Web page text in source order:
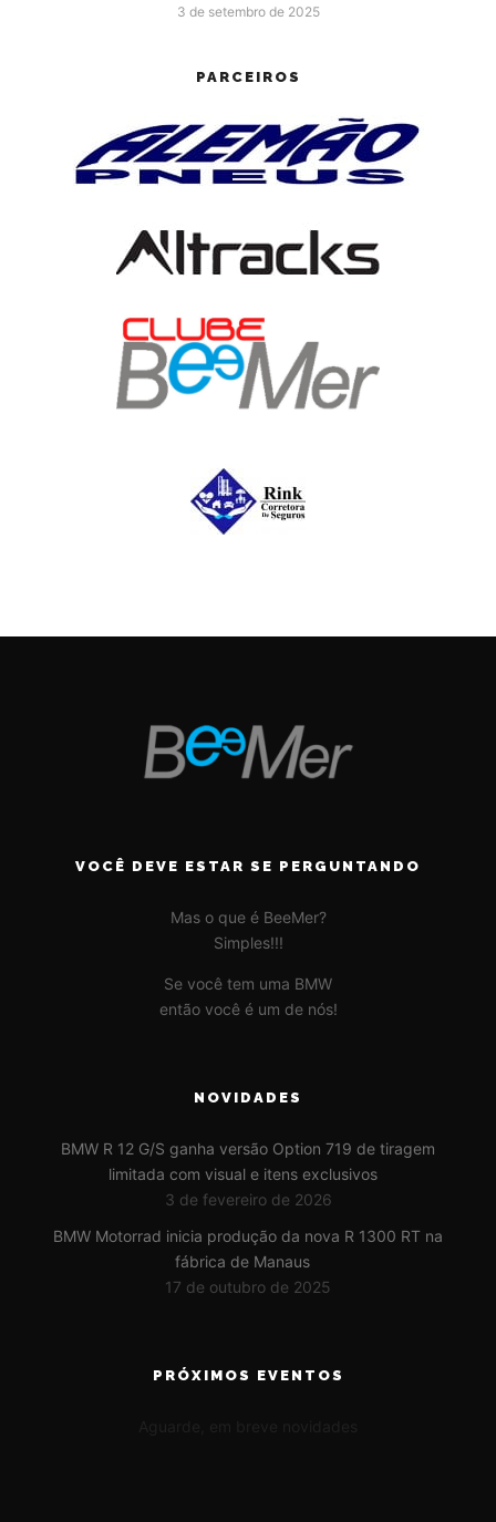
3 de setembro de 2025
PARCEIROS
VOCÊ DEVE ESTAR SE PERGUNTANDO
Mas o que é BeeMer?
Simples!!!
Se você tem uma BMW
então você é um de nós!
NOVIDADES
BMW R 12 G/S ganha versão Option 719 de tiragem
limitada com visual e itens exclusivos
3 de fevereiro de 2026
BMW Motorrad inicia produção da nova R 1300 RT na
fábrica de Manaus
17 de outubro de 2025
PRÓXIMOS EVENTOS